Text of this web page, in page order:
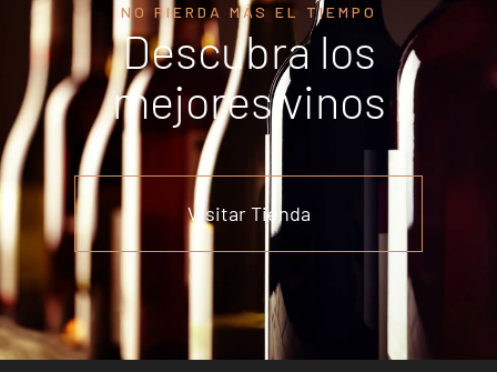
NO PIERDA MÁS EL TIEMPO
Descubra los
mejores vinos
Visitar Tienda